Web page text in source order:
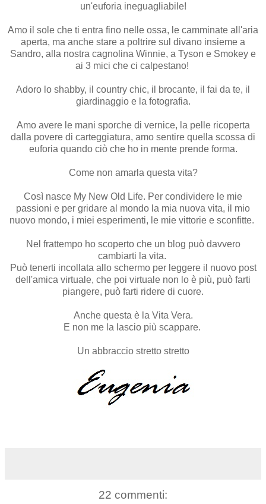
un'euforia ineguagliabile!
Amo il sole che ti entra fino nelle ossa, le camminate all'aria
aperta, ma anche stare a poltrire sul divano insieme a
Sandro, alla nostra cagnolina Winnie, a Tyson e Smokey e
ai 3 mici che ci calpestano!
Adoro lo shabby, il country chic, il brocante, il fai da te, il
giardinaggio e la fotografia.
Amo avere le mani sporche di vernice, la pelle ricoperta
dalla povere di carteggiatura, amo sentire quella scossa di
euforia quando ciò che ho in mente prende forma.
Come non amarla questa vita?
Così nasce My New Old Life. Per condividere le mie
passioni e per gridare al mondo la mia nuova vita, il mio
nuovo mondo, i miei esperimenti, le mie vittorie e sconfitte.
Nel frattempo ho scoperto che un blog può davvero
cambiarti la vita.
Può tenerti incollata allo schermo per leggere il nuovo post
dell'amica virtuale, che poi virtuale non lo è più, può farti
piangere, può farti ridere di cuore.
Anche questa è la Vita Vera.
E non me la lascio più scappare.
Un abbraccio stretto stretto
22 commenti: